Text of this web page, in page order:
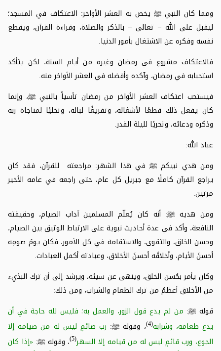
ومما كان النبي ﷺيخص به العشر الأواخر: الاعتكاف في المسجد؛
ليقبل على الله – تعالى – بالذكر والصلاة، وقراءة القرآن، ويقطع
نفسه وفكره عن الاشتغال بأمور الدنيا.
فالاعتكاف مشروع في رمضان وغيره من أيام السنة، لكن يتأكد
استحبابه في رمضان، وآكده وأفضله في العشر الأواخر منه.
فيستحب اعتكاف العشر الأواخر من رمضان تأسياً بالنبيﷺ، وإنما
كان يفعل ذلك قطعًا لأشغاله، وتفريغًا لباله، وتخليًا لمناجاة ربه
وذكره ودعائه، وتحريًا لليلة القدر.
عباد الله:
ومن هدي نبيكم ﷺفي هذا الشهر: مراجعته للقرآن، فقد كان
يراجع القرآن كاملًا مع جبريل كل عام، حتى راجعه في عامه الأخير
مرتين.
ومن هديه ﷺ: أنه كان يُعلّم المسلمين آداب الصيام، وحقيقته
النافعة، وأكد في عدة أحاديث نبوية على الارتباط الوثيق بين الصيام،
وحسن الخلق، والتقوى، والاستقامة في كل الأمور، فكان يومُ صومِه
أحسنَ الأيام، وأخلاقُه أحسنَ الأخلاق، وعبادته أكمل العبادات.
وكان يأمر بحُسن الخلق، وينهى عن سيئه، ويرشد إلى أن ترك البذيء
من الأخلاق أعظمُ من ترك الطعام والشراب، ومن ذلك:
قوله ﷺ: من لم يدع قول الزور، والعمل به؛ فليس لله حاجة في أن
يدع طعامه، وشرابه(4) ، وقوله ﷺ: رب صائمٍ ليس له من صيامه إلا
الجوع، ورب قائمٍ ليس له من قيامه إلا السهر(5) ، وقوله ﷺ:«إذا كان